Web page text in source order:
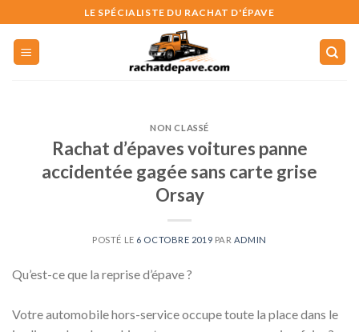
to
content
LE SPÉCIALISTE DU RACHAT D'ÉPAVE
NON CLASSÉ
Rachat d’épaves voitures panne
accidentée gagée sans carte grise
Orsay
POSTÉ LE 6 OCTOBRE 2019 PAR ADMIN
Qu’est-ce que la reprise d’épave ?
Votre automobile hors-service occupe toute la place dans le